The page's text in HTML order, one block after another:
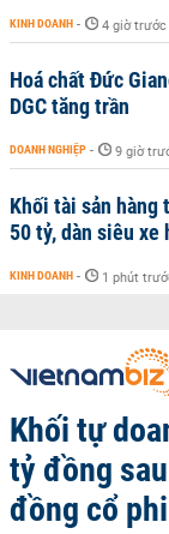
KINH DOANH - 4 giờ trước
Hoá chất Đức
DGC tăng trần
DOANH NGHIỆP - 9 giờ
Khối tài sản hàng
50 tỷ, dàn siêu
KINH DOANH - 1 phút
Khối tự
tỷ đồng
đồng cổ